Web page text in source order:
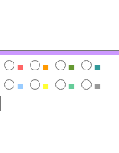
■ ■ ■
■
■ ■ ■
■